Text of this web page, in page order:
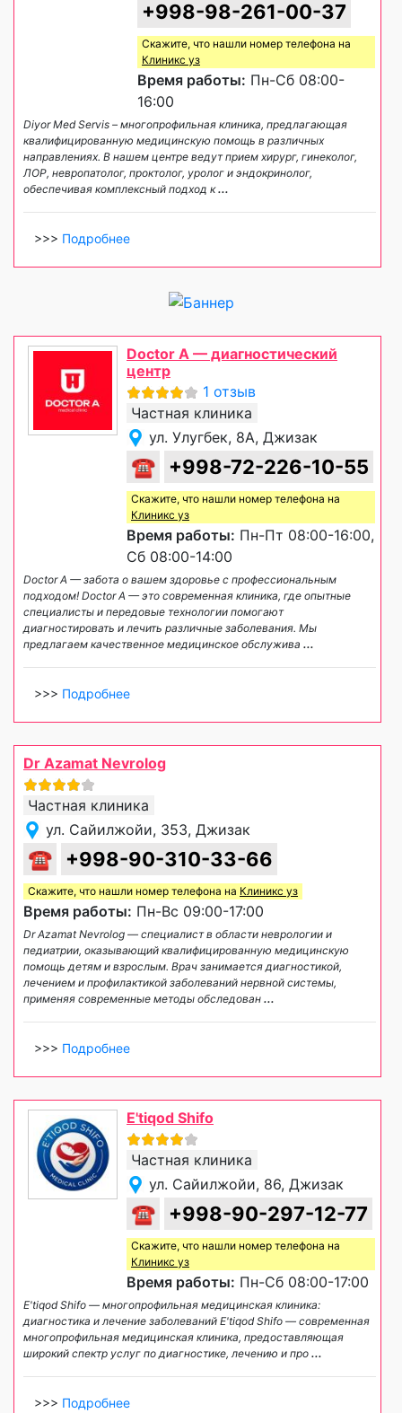
+998-98-261-00-37
Скажите, что нашли номер телефона на
Клиникс уз
Время работы: Пн-Сб 08:00-
16:00
Diyor Med Servis – многопрофильная клиника, предлагающая
квалифицированную медицинскую помощь в различных
направлениях. В нашем центре ведут прием хирург, гинеколог,
ЛОР, невропатолог, проктолог, уролог и эндокринолог,
обеспечивая комплексный подход к...
>>> Подробнее
Doctor A — диагностический
центр
1 отзыв
Частная клиника
ул. Улугбек, 8A, Джизак
☎ +998-72-226-10-55
Скажите, что нашли номер телефона на
Клиникс уз
Время работы: Пн-Пт 08:00-16:00,
Сб 08:00-14:00
Doctor A — забота о вашем здоровье с профессиональным
подходом! Doctor A — это современная клиника, где опытные
специалисты и передовые технологии помогают
диагностировать и лечить различные заболевания. Мы
предлагаем качественное медицинское обслужива ...
>>> Подробнее
Dr Azamat Nevrolog
Частная клиника
ул. Сайилжойи, 353, Джизак
☎ +998-90-310-33-66
Скажите, что нашли номер телефона на Клиникс уз
Время работы: Пн-Вс 09:00-17:00
Dr Azamat Nevrolog — специалист в области неврологии и
педиатрии, оказывающий квалифицированную медицинскую
помощь детям и взрослым. Врач занимается диагностикой,
лечением и профилактикой заболеваний нервной системы,
применяя современные методы обследован ...
>>> Подробнее
E'tiqod Shifo
Частная клиника
ул. Сайилжойи, 86, Джизак
☎ +998-90-297-12-77
Скажите, что нашли номер телефона на
Клиникс уз
Время работы: Пн-Сб 08:00-17:00
E'tiqod Shifo — многопрофильная медицинская клиника:
диагностика и лечение заболеваний E'tiqod Shifo — современная
многопрофильная медицинская клиника, предоставляющая
широкий спектр услуг по диагностике, лечению и про ...
>>> Подробнее